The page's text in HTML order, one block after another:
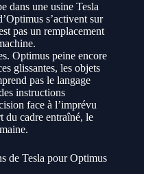
dans une usine Tesla
s’activent sur
pas un remplacement
Optimus peine encore
glissantes, les objets
pas le langage
instructions
face à l’imprévu
du cadre entraîné, le
de Tesla pour Optimus